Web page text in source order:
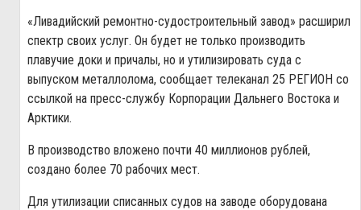
«Ливадийский ремонтно-судостроительный завод» расширил
спектр своих услуг. Он будет не только производить
плавучие доки и причалы, но и утилизировать суда с
выпуском металлолома, сообщает телеканал 25 РЕГИОН со
ссылкой на пресс-службу Корпорации Дальнего Востока и
Арктики.
В производство вложено почти 40 миллионов рублей,
создано более 70 рабочих мест.
Для утилизации списанных судов на заводе оборудована